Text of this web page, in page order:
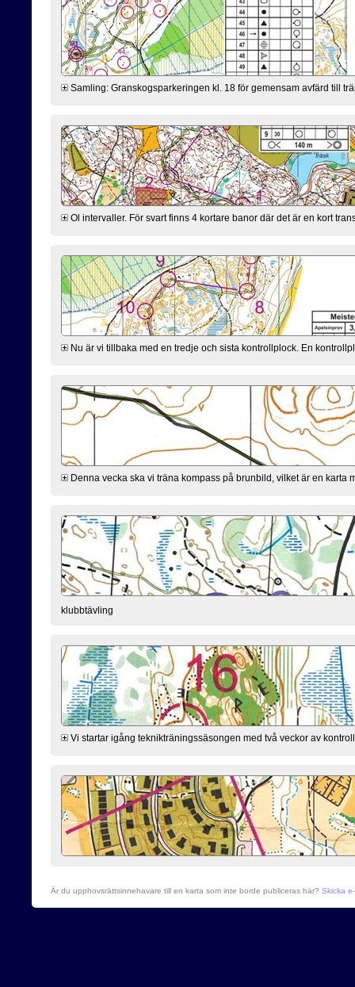
Samling: Granskogsparkeringen kl. 18 för gemensam avfärd till
Ol intervaller. För svart finns 4 kortare banor där det är en kort
Nu är vi tillbaka med en tredje och sista kontrollplock. En
Denna vecka ska vi träna kompass på brunbild, vilket är en
klubbtävling
Vi startar igång teknikträningssäsongen med två veckor av
Är du upphovsrättsinnehavare till en karta som inte borde publiceras här? Skicka